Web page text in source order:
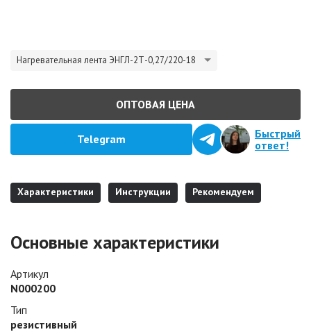
Нагревательная лента ЭНГЛ-2Т-0,27/220-18
ОПТОВАЯ ЦЕНА
Telegram
Быстрый
ответ!
Характеристики Инструкции Рекомендуем
Основные характеристики
Артикул
N000200
Тип
резистивный